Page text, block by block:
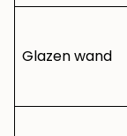
Glazen wand